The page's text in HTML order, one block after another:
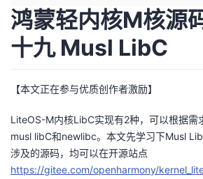
主
页
的
开
发
者
我
我
开
发
者
的
Programs
我
的
支
鸿蒙轻内核M核源
十九 Musl LibC
【本文正在参与优质创作者激励】
LiteOS-M内核LibC实现有2种，可以根据需
musl libC和newlibc。本文先学习下Musl
涉及的源码，均可以在开源站点
https://gitee.com/openharmony/